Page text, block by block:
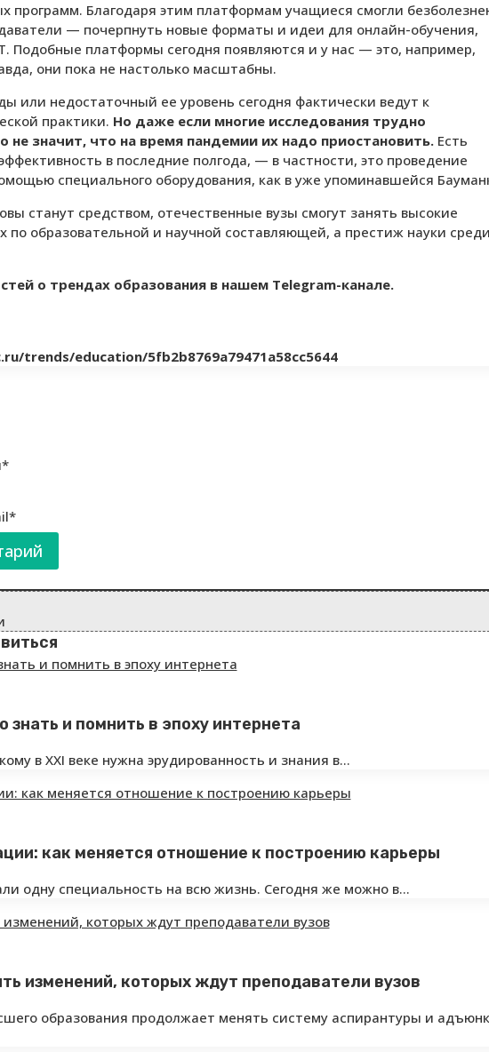
программ. Благодаря этим платформам учащиеся смогли
— почерпнуть новые форматы и идеи для онлайн-обучения,
Подобные платформы сегодня появляются и у нас — это, например,
они пока не настолько масштабны.
или недостаточный ее уровень сегодня фактически ведут к
практики. Но даже если многие исследования трудно
не значит, что на время пандемии их надо приостановить. Есть
в последние полгода, — в частности, это проведение
специального оборудования, как в уже упоминавшейся
станут средством, отечественные вузы смогут занять высокие
по образовательной и научной составляющей, а престиж науки среди
о трендах образования в нашем Telegram-канале.
trends/education/5fb2b8769a79471a58cc5644
знать и помнить в эпоху интернета
в XXI веке нужна эрудированность и знания в…
как меняется отношение к построению карьеры
одну специальность на всю жизнь. Сегодня же можно в…
изменений, которых ждут преподаватели вузов
образования продолжает менять систему аспирантуры и